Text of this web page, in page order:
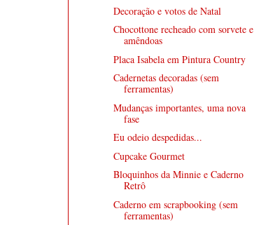
Decoração e votos de Natal
Chocottone recheado com sorvete e
amêndoas
Placa Isabela em Pintura Country
Cadernetas decoradas (sem
ferramentas)
Mudanças importantes, uma nova
fase
Eu odeio despedidas...
Cupcake Gourmet
Bloquinhos da Minnie e Caderno
Retrô
Caderno em scrapbooking (sem
ferramentas)